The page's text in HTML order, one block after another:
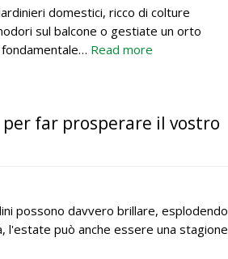
domestici, ricco di colture
sul balcone o gestiate un orto
Read more
far prosperare il vostro
possono davvero brillare, esplodendo
l'estate può anche essere una stagione